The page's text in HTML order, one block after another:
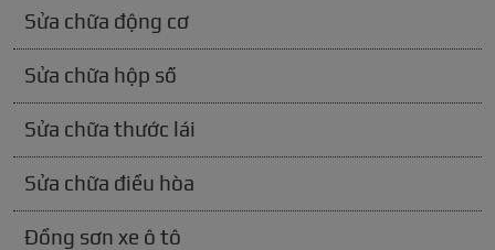
Sửa chữa động cơ
Sửa chữa hộp số
Sửa chữa thước lái
Sửa chữa điều hòa
Đồng sơn xe ô tô